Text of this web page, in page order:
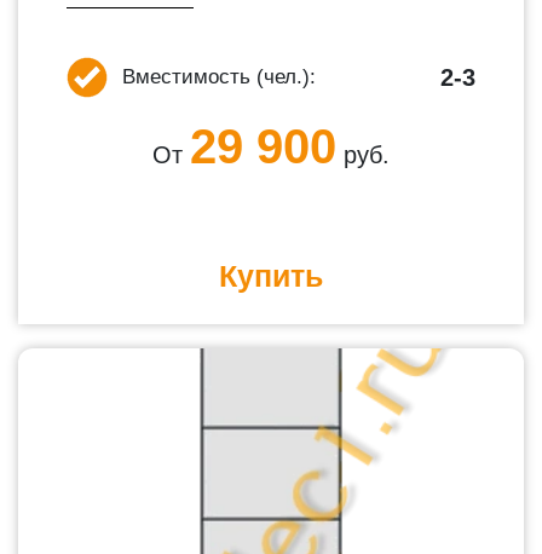
Вместимость (чел.): 2-3
От 29 900 руб.
Купить